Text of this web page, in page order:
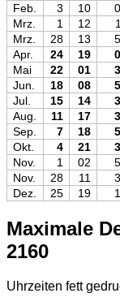
Feb.
3 10
Mrz.
1 12
Mrz.
28 13
Apr.
24 19
Mai
22 01
Jun.
18 08
Jul.
15 14
Aug.
11 17
Sep.
7 18
Okt.
4 21
Nov.
1 02
Nov.
28 11
Dez.
25 19
Maximale
2160
Uhrzeiten fett